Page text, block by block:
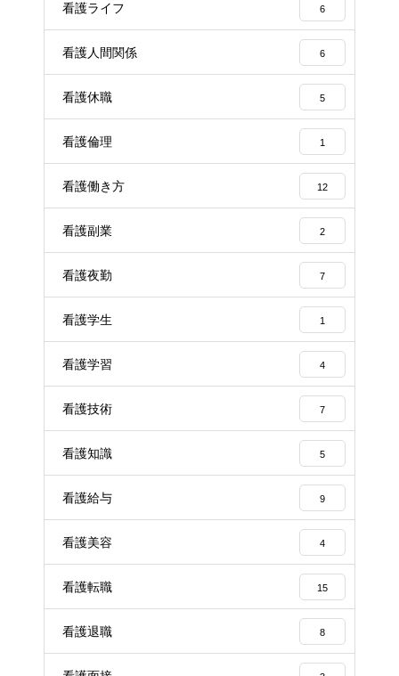
看護ライフ 6
看護人間関係 6
看護休職 5
看護倫理 1
看護働き方 12
看護副業 2
看護夜勤 7
看護学生 1
看護学習 4
看護技術 7
看護知識 5
看護給与 9
看護美容 4
看護転職 15
看護退職 8